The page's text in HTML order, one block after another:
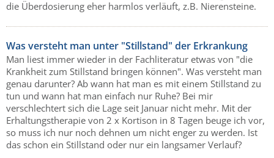
die Überdosierung eher harmlos verläuft, z.B. Nierensteine.
Was versteht man unter "Stillstand" der Erkrankung
Man liest immer wieder in der Fachliteratur etwas von "die
Krankheit zum Stillstand bringen können". Was versteht man
genau darunter? Ab wann hat man es mit einem Stillstand zu
tun und wann hat man einfach nur Ruhe? Bei mir
verschlechtert sich die Lage seit Januar nicht mehr. Mit der
Erhaltungstherapie von 2 x Kortison in 8 Tagen beuge ich vor,
so muss ich nur noch dehnen um nicht enger zu werden. Ist
das schon ein Stillstand oder nur ein langsamer Verlauf?